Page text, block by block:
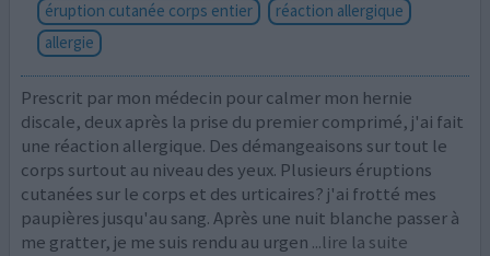
éruption cutanée corps entier
réaction allergique
allergie
Prescrit par mon médecin pour calmer mon hernie
discale, deux après la prise du premier comprimé, j'ai fait
une réaction allergique. Des démangeaisons sur tout le
corps surtout au niveau des yeux. Plusieurs éruptions
cutanées sur le corps et des urticaires? j'ai frotté mes
paupières jusqu'au sang. Après une nuit blanche passer à
me gratter, je me suis rendu au urgen ...lire la suite